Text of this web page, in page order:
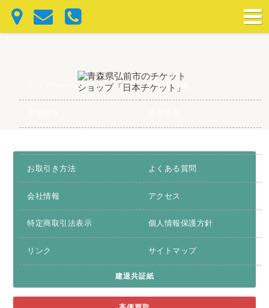
建退共証紙
お取引き方法 よくある質問
会社情報 アクセス
特定商取引法表示 個人情報保護方針
リンク サイトマップ
建退共証紙